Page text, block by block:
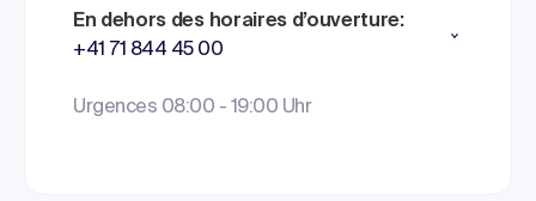
En dehors des horaires d’ouverture:
+41 71 844 45 00
Urgences 08:00 - 19:00 Uhr